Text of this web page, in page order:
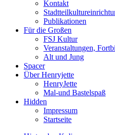
Kontakt
Publikationen
Für die Großen
FSJ Kultur
Veranstaltungen,
Alt und Jung
Spacer
Über Henryjette
HenryJette
Mal-und Bastelspaß
Hidden
Impressum
Startseite